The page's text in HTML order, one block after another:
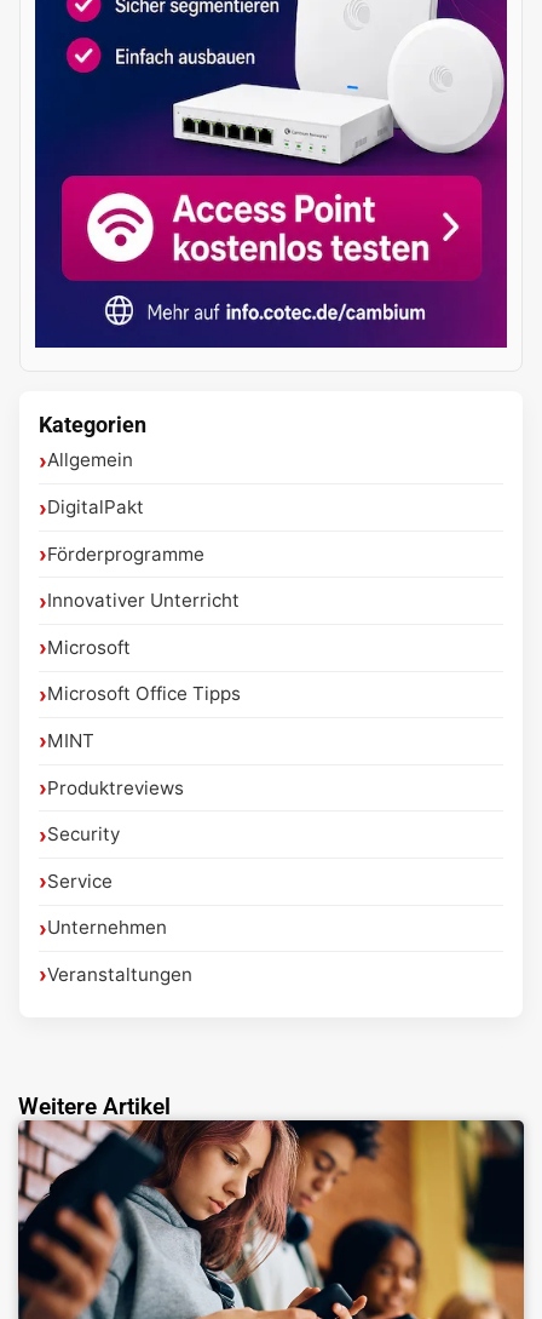
Kategorien
Allgemein
DigitalPakt
Förderprogramme
Innovativer Unterricht
Microsoft
Microsoft Office Tipps
MINT
Produktreviews
Security
Service
Unternehmen
Veranstaltungen
Weitere Artikel